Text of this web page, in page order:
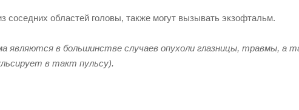
соседних областей головы, также могут вызывать экзофтальм.
являются в большинстве случаев опухоли глазницы, травмы, а
в такт пульсу).